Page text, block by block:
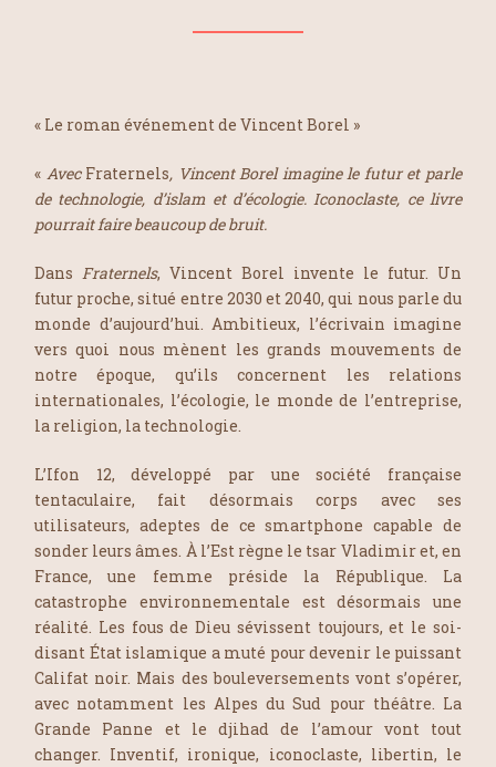
« Le roman événement de Vincent Borel »
« Avec Fraternels, Vincent Borel imagine le futur et parle
de technologie, d’islam et d’écologie. Iconoclaste, ce livre
pourrait faire beaucoup de bruit.
Dans Fraternels, Vincent Borel invente le futur. Un
futur proche, situé entre 2030 et 2040, qui nous parle du
monde d’aujourd’hui. Ambitieux, l’écrivain imagine
vers quoi nous mènent les grands mouvements de
notre époque, qu’ils concernent les relations
internationales, l’écologie, le monde de l’entreprise,
la religion, la technologie.
L’Ifon 12, développé par une société française
tentaculaire, fait désormais corps avec ses
utilisateurs, adeptes de ce smartphone capable de
sonder leurs âmes. À l’Est règne le tsar Vladimir et, en
France, une femme préside la République. La
catastrophe environnementale est désormais une
réalité. Les fous de Dieu sévissent toujours, et le soi-
disant État islamique a muté pour devenir le puissant
Califat noir. Mais des bouleversements vont s’opérer,
avec notamment les Alpes du Sud pour théâtre. La
Grande Panne et le djihad de l’amour vont tout
changer. Inventif, ironique, iconoclaste, libertin, le